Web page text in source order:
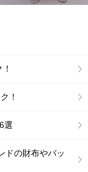
！
選
ドの財布やバッ